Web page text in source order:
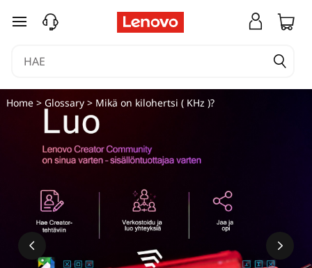
siirry pääsisältöön
Home> Glossary> Mikä on kilohertsi ( KHz )?